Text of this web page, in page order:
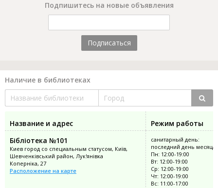
Подпишитесь на новые объявления
Подписаться
Наличие в библиотеках
Название и адрес
Режим работы
Бібліотека №101
Киев город со специальным статусом, Київ,
Шевченківський район, Лук'янівка
Коперніка, 27
Расположение на карте
санитарный день:
последний день месяца
Пн: 12:00-19:00
Вт: 12:00-19:00
Ср: 12:00-19:00
Чт: 12:00-19:00
Вс: 11:00-17:00